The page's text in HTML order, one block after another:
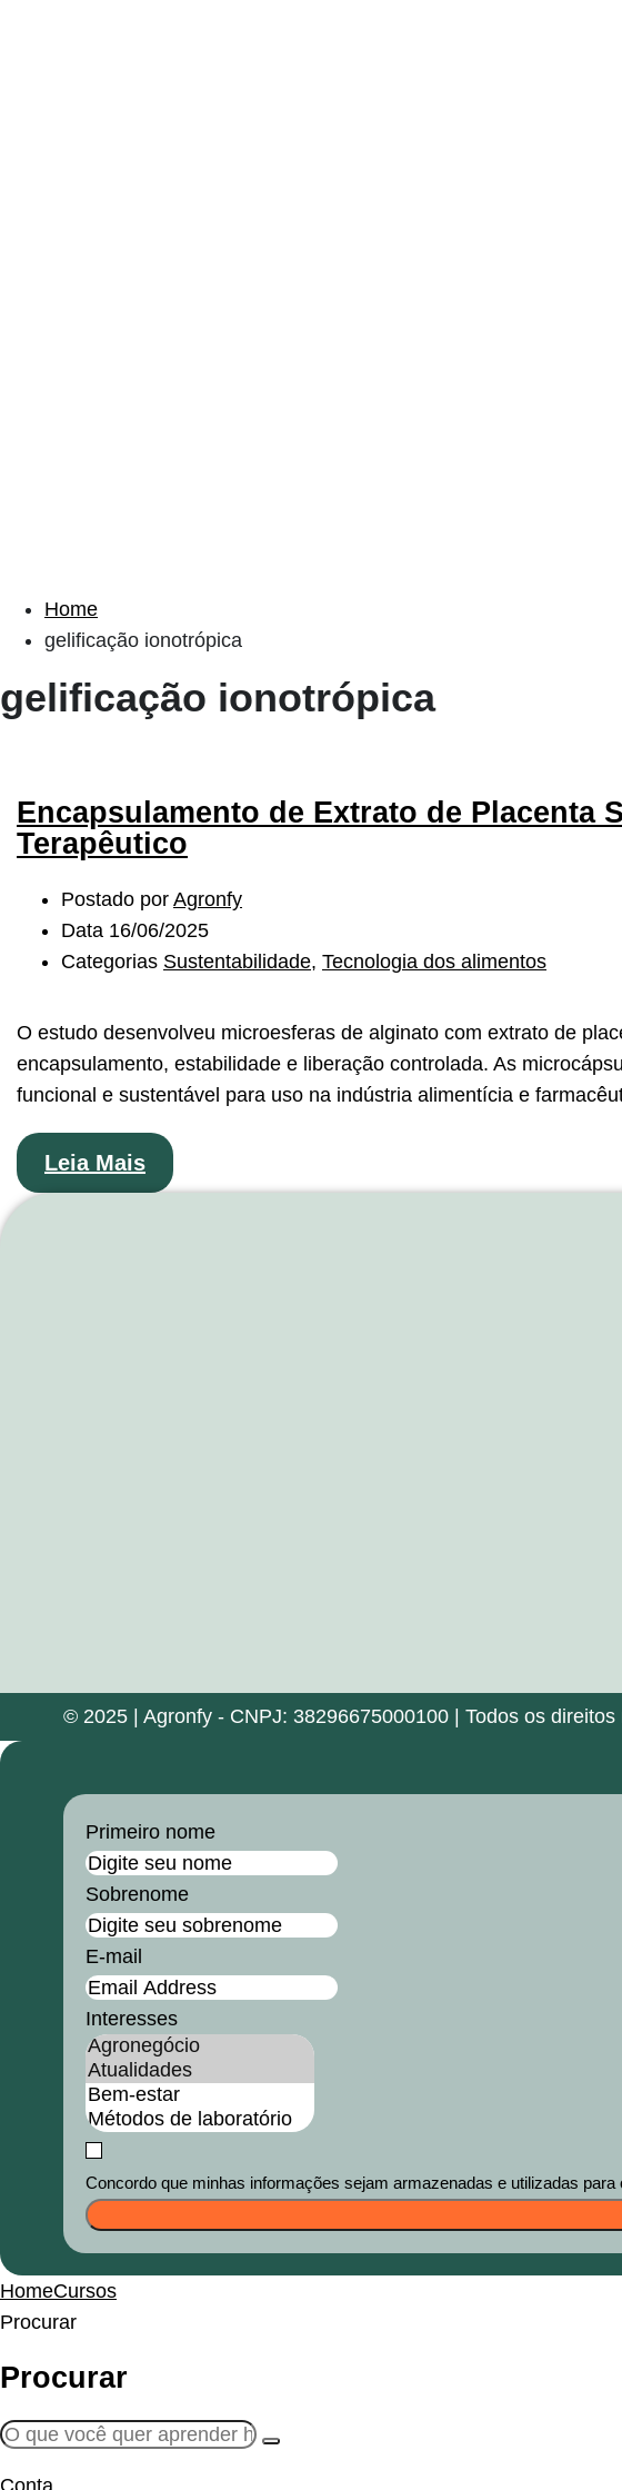
Home
gelificação ionotrópica
gelificação ionotrópica
Encapsulamento de Extrato de Placenta
Terapêutico
Postado por Agronfy
Data 16/06/2025
Categorias Sustentabilidade, Tecnologia dos alimentos
O estudo desenvolveu microesferas de alginato com extrato de
encapsulamento, estabilidade e liberação controlada. As
funcional e sustentável para uso na indústria alimentícia e
Leia Mais
© 2025 | Agronfy - CNPJ: 38296675000100 | Todos os
Primeiro nome
Sobrenome
E-mail
Interesses
Concordo que minhas informações sejam armazenadas e utilizadas
HomeCursos
Procurar
Procurar
Conta